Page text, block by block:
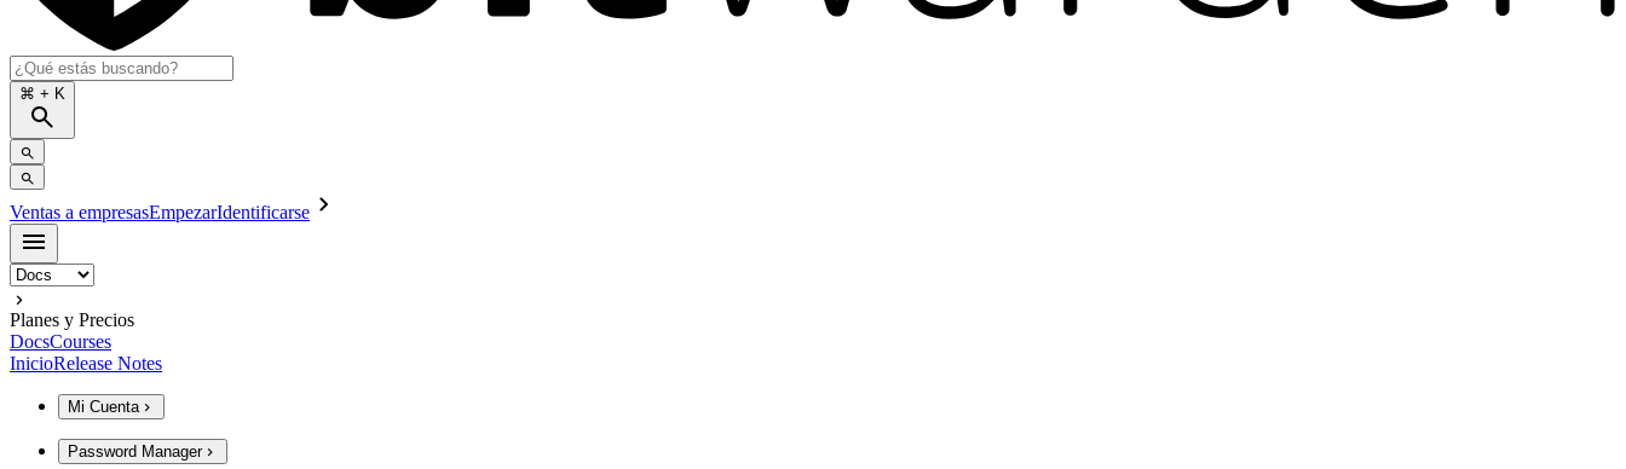
⌘ + K
Ventas a empresasEmpezarIdentificarse
Planes y Precios
DocsCourses
InicioRelease Notes
Mi Cuenta
Password Manager